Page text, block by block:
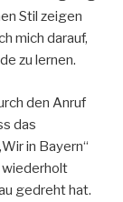
Stil zeigen
mich darauf,
zu lernen.
den Anruf
das
in Bayern“
gedreht hat.